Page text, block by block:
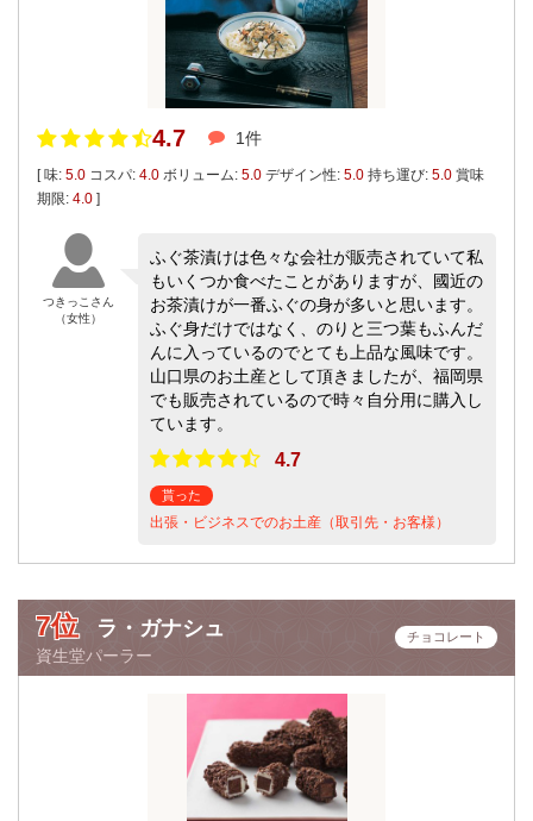
4.7 1件
[ 味: 5.0 コスパ: 4.0 ボリューム: 5.0 デザイン性: 5.0 持ち運び: 5.0 賞味
期限: 4.0 ]
つきっこさん
（女性）
ふぐ茶漬けは色々な会社が販売されていて私
もいくつか食べたことがありますが、國近の
お茶漬けが一番ふぐの身が多いと思います。
ふぐ身だけではなく、のりと三つ葉もふんだ
んに入っているのでとても上品な風味です。
山口県のお土産として頂きましたが、福岡県
でも販売されているので時々自分用に購入し
ています。
4.7
貰った
出張・ビジネスでのお土産（取引先・お客様）
7位 ラ・ガナシュ
資生堂パーラー
チョコレート